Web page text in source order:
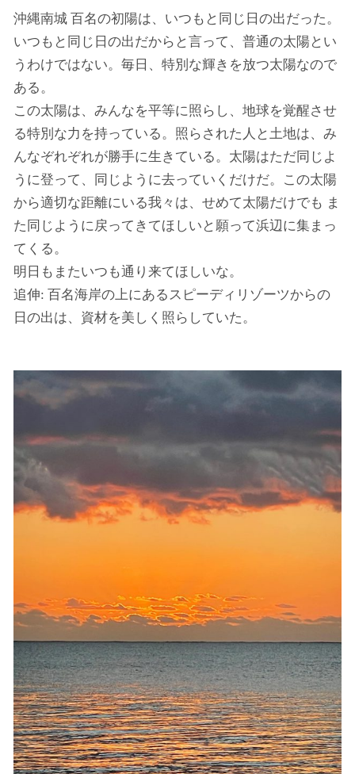
沖縄南城 百名の初陽は、いつもと同じ日の出だった。
いつもと同じ日の出だからと言って、普通の太陽とい
うわけではない。毎日、特別な輝きを放つ太陽なので
ある。
この太陽は、みんなを平等に照らし、地球を覚醒させ
る特別な力を持っている。照らされた人と土地は、み
んなぞれぞれが勝手に生きている。太陽はただ同じよ
うに登って、同じように去っていくだけだ。この太陽
から適切な距離にいる我々は、せめて太陽だけでも ま
た同じように戻ってきてほしいと願って浜辺に集まっ
てくる。
明日もまたいつも通り来てほしいな。
追伸: 百名海岸の上にあるスピーディリゾーツからの
日の出は、資材を美しく照らしていた。